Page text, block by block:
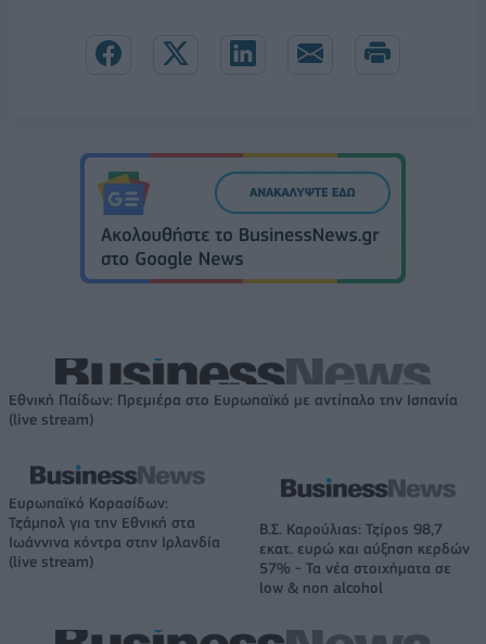
Εθνική Παίδων: Πρεμιέρα στο Ευρωπαϊκό με αντίπαλο την Ισπανία
(live stream)
Ευρωπαϊκό Κορασίδων:
Τζάμπολ για την Εθνική στα
Ιωάννινα κόντρα στην Ιρλανδία
(live stream)
Β.Σ. Καρούλιας: Τζίρος 98,7
εκατ. ευρώ και αύξηση κερδών
57% - Τα νέα στοιχήματα σε
low & non alcohol